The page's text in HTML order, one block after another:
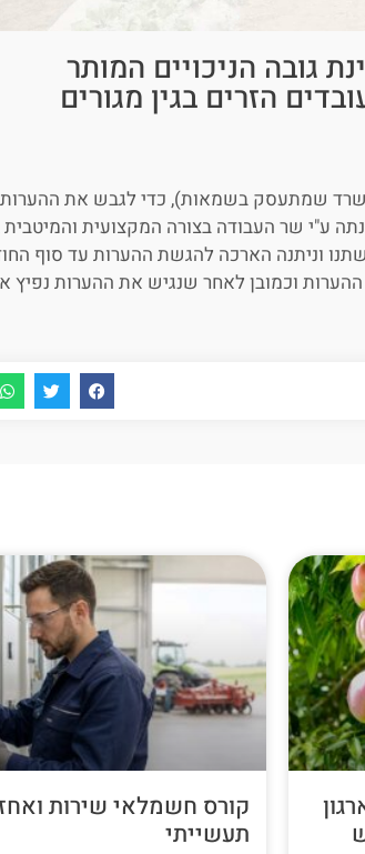
גובה הניכויים המותר
הזרים בגין מגורים
שמתעסק בשמאות), כדי לגבש את ההערות
ע"י שר העבודה בצורה המקצועית והמיטבית
וניתנה הארכה להגשת ההערות עד סוף
ההערות וכמובן לאחר שנגיש את ההערות נפיץ
קורס חשמלאי שירות
תעשייתי